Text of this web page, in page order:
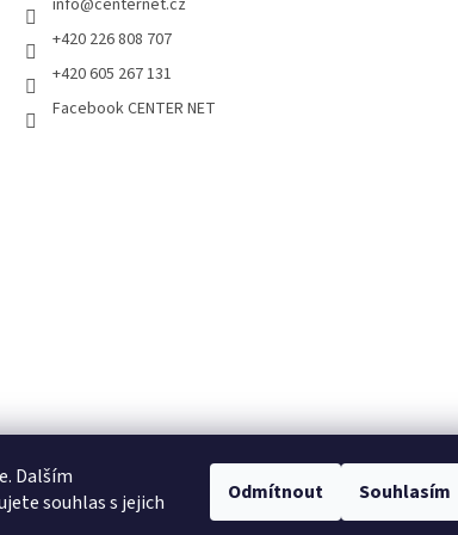
Dalším
souhlas s jejich
Odmítnout Souhlasím
+420 226 808 707
+420 605 267 131
Facebook CENTER NET
Imtradex.de Citytourguide.at Peltor.com